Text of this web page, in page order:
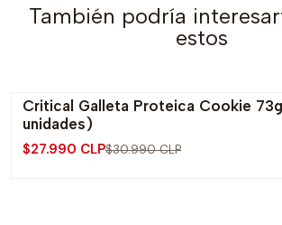
También podría
estos
-10% OFF
Critical Galleta Proteica Cookie
unidades)
$27.990 CLP$30.990 CLP